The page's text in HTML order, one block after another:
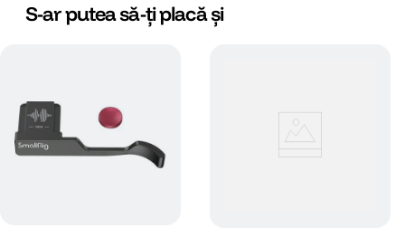
S-ar putea să-ți placă și